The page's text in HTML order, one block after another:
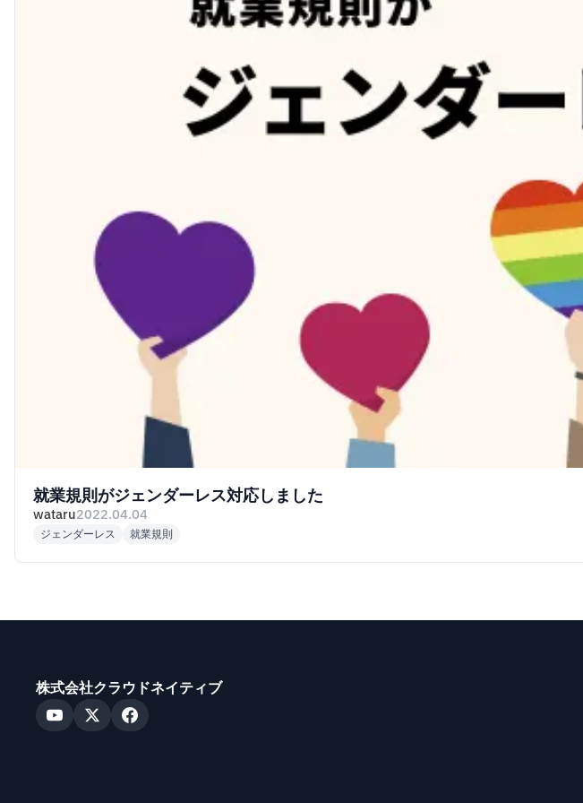
就業規則がジェンダーレス対応しました
wataru2022.04.04
ジェンダーレス 就業規則
株式会社クラウドネイティブ